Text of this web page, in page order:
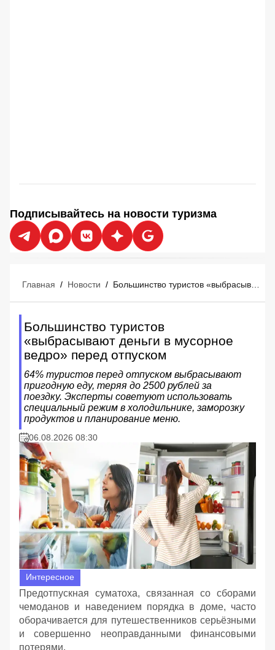
Подписывайтесь на новости туризма
Главная / Новости /
Большинство туристов
«выбрасывают деньги в мусорное
ведро» перед отпуском
64% туристов перед отпуском выбрасывают
пригодную еду, теряя до 2500 рублей за
поездку. Эксперты советуют использовать
специальный режим в холодильнике, заморозку
продуктов и планирование меню.
06.08.2026 08:30
Интересное
Предотпускная суматоха, связанная со сборами
чемоданов и наведением порядка в доме, часто
оборачивается для путешественников серьёзными
и совершенно неоправданными финансовыми
потерями.